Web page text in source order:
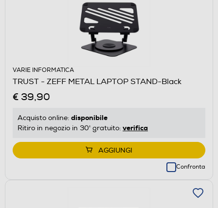
VARIE INFORMATICA
TRUST - ZEFF METAL LAPTOP STAND-Black
€ 39,90
Acquisto online: disponibile
Ritiro in negozio in 30' gratuito: verifica
AGGIUNGI
Confronta